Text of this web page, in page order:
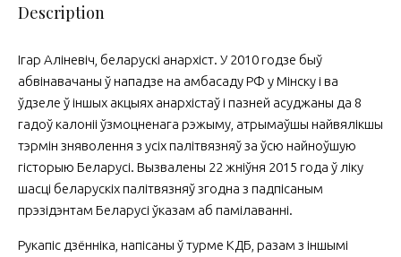
Description
Ігар Аліневіч, беларускі анархіст. У 2010 годзе быў
абвінавачаны ў нападзе на амбасаду РФ у Мінску і ва
ўдзеле ў іншых акцыях анархістаў і пазней асуджаны да 8
гадоў калоніі ўзмоцненага рэжыму, атрымаўшы найвялікшы
тэрмін зняволення з усіх палітвязняў за ўсю найноўшую
гісторыю Беларусі. Вызвалены 22 жніўня 2015 года ў ліку
шасці беларускіх палітвязняў згодна з падпісаным
прэзідэнтам Беларусі ўказам аб памілаванні.
Рукапіс дзённіка, напісаны ў турме КДБ, разам з іншымі